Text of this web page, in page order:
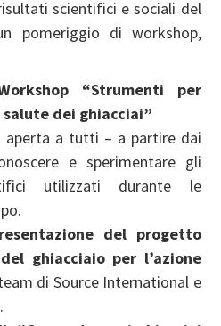
scientifici e sociali del
pomeriggio di workshop,
“Strumenti per
dei ghiacciai”
aperta a tutti – a partire dai
e sperimentare gli
utilizzati durante le
del progetto
ghiacciaio per l’azione
di Source International e